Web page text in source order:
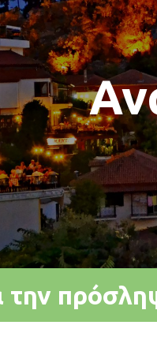
την